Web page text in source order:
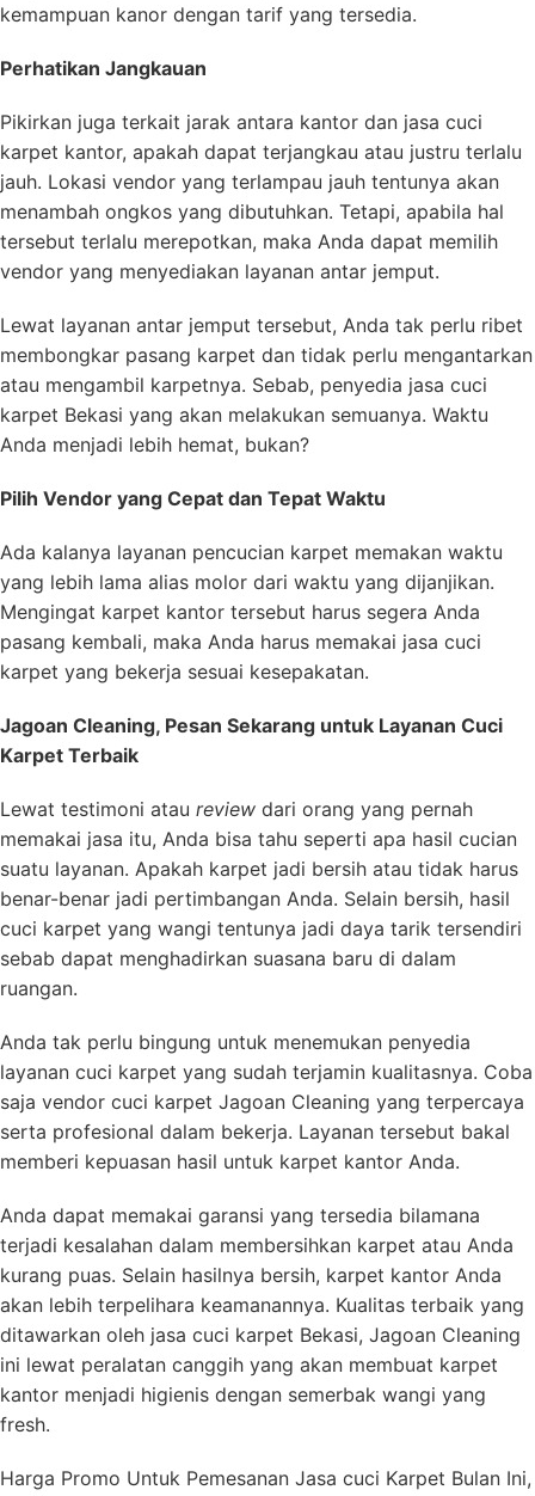
kemampuan kanor dengan tarif yang tersedia.
Perhatikan Jangkauan
Pikirkan juga terkait jarak antara kantor dan jasa cuci
karpet kantor, apakah dapat terjangkau atau justru terlalu
jauh. Lokasi vendor yang terlampau jauh tentunya akan
menambah ongkos yang dibutuhkan. Tetapi, apabila hal
tersebut terlalu merepotkan, maka Anda dapat memilih
vendor yang menyediakan layanan antar jemput.
Lewat layanan antar jemput tersebut, Anda tak perlu ribet
membongkar pasang karpet dan tidak perlu mengantarkan
atau mengambil karpetnya. Sebab, penyedia jasa cuci
karpet Bekasi yang akan melakukan semuanya. Waktu
Anda menjadi lebih hemat, bukan?
Pilih Vendor yang Cepat dan Tepat Waktu
Ada kalanya layanan pencucian karpet memakan waktu
yang lebih lama alias molor dari waktu yang dijanjikan.
Mengingat karpet kantor tersebut harus segera Anda
pasang kembali, maka Anda harus memakai jasa cuci
karpet yang bekerja sesuai kesepakatan.
Jagoan Cleaning, Pesan Sekarang untuk Layanan Cuci
Karpet Terbaik
Lewat testimoni atau review dari orang yang pernah
memakai jasa itu, Anda bisa tahu seperti apa hasil cucian
suatu layanan. Apakah karpet jadi bersih atau tidak harus
benar-benar jadi pertimbangan Anda. Selain bersih, hasil
cuci karpet yang wangi tentunya jadi daya tarik tersendiri
sebab dapat menghadirkan suasana baru di dalam
ruangan.
Anda tak perlu bingung untuk menemukan penyedia
layanan cuci karpet yang sudah terjamin kualitasnya. Coba
saja vendor cuci karpet Jagoan Cleaning yang terpercaya
serta profesional dalam bekerja. Layanan tersebut bakal
memberi kepuasan hasil untuk karpet kantor Anda.
Anda dapat memakai garansi yang tersedia bilamana
terjadi kesalahan dalam membersihkan karpet atau Anda
kurang puas. Selain hasilnya bersih, karpet kantor Anda
akan lebih terpelihara keamanannya. Kualitas terbaik yang
ditawarkan oleh jasa cuci karpet Bekasi, Jagoan Cleaning
ini lewat peralatan canggih yang akan membuat karpet
kantor menjadi higienis dengan semerbak wangi yang
fresh.
Harga Promo Untuk Pemesanan Jasa cuci Karpet Bulan Ini,